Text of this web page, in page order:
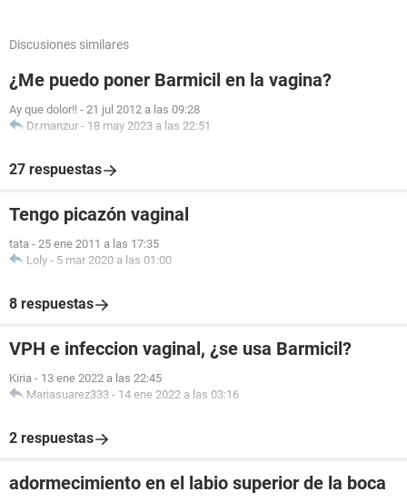
Discusiones similares
¿Me puedo poner Barmicil en la vagina?
Ay que dolor!! - 21 jul 2012 a las 09:28
Dr.manzur - 18 may 2023 a las 22:51
27 respuestas
Tengo picazón vaginal
tata - 25 ene 2011 a las 17:35
Loly - 5 mar 2020 a las 01:00
8 respuestas
VPH e infeccion vaginal, ¿se usa Barmicil?
Kiria - 13 ene 2022 a las 22:45
Mariasuarez333 - 14 ene 2022 a las 03:16
2 respuestas
adormecimiento en el labio superior de la boca